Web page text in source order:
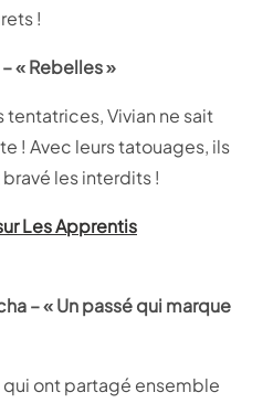
!
« Rebelles »
Vivian ne sait
! Avec leurs tatouages, ils
les interdits !
Les Apprentis
– « Un passé qui marque
qui ont partagé ensemble